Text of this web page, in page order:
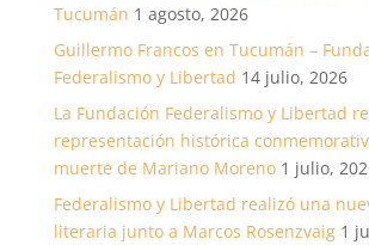
Tucumán 1 agosto, 2026
Guillermo Francos en Tucumán –
Federalismo y Libertad 14 julio, 2026
La Fundación Federalismo y Libertad
representación histórica
muerte de Mariano Moreno 1 julio,
Federalismo y Libertad realizó una
literaria junto a Marcos Rosenzvaig 1